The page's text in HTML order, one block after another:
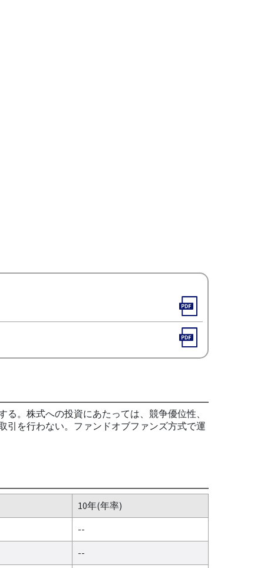
。株式への投資にあたっては、競争優位性、
引を行わない。ファンドオブファンズ方式で運
10年(年率)
--
--